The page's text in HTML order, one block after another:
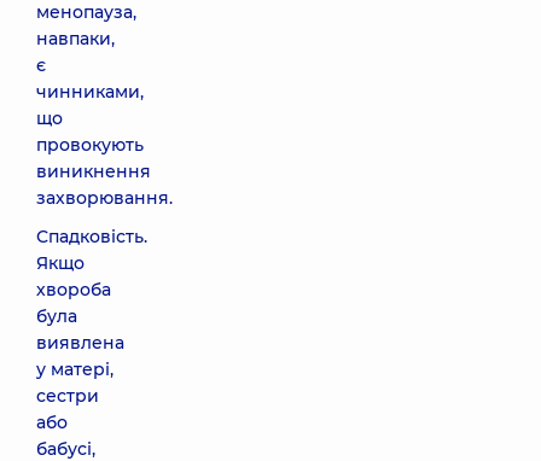
менопауза,
навпаки,
є
чинниками,
що
провокують
виникнення
захворювання.
Спадковість.
Якщо
хвороба
була
виявлена
у матері,
сестри
або
бабусі,